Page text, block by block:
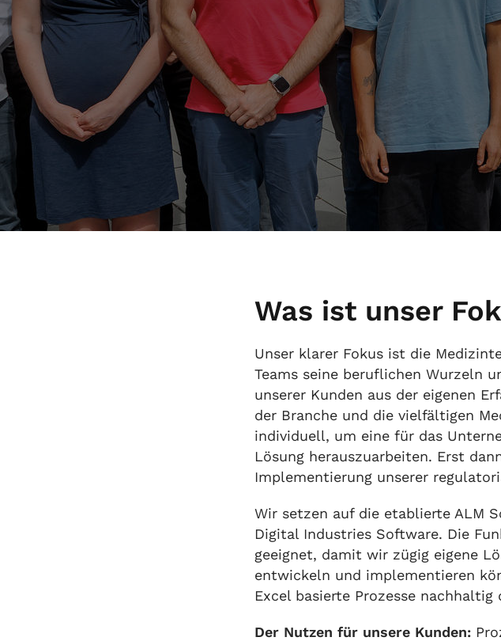
NX Simcenter
Quality
Teamcenter Quality
Was ist unser
Unser klarer Fokus ist die
Teams seine beruflichen Wurzeln
unserer Kunden aus der eigenen
der Branche und die vielfältigen
individuell, um eine für das
Lösung herauszuarbeiten. Erst
Implementierung unserer
Wir setzen auf die etablierte ALM
Digital Industries Software. Die
geeignet, damit wir zügig eigene
entwickeln und implementieren
Excel basierte Prozesse nachhaltig
Der Nutzen für unsere Kunden: